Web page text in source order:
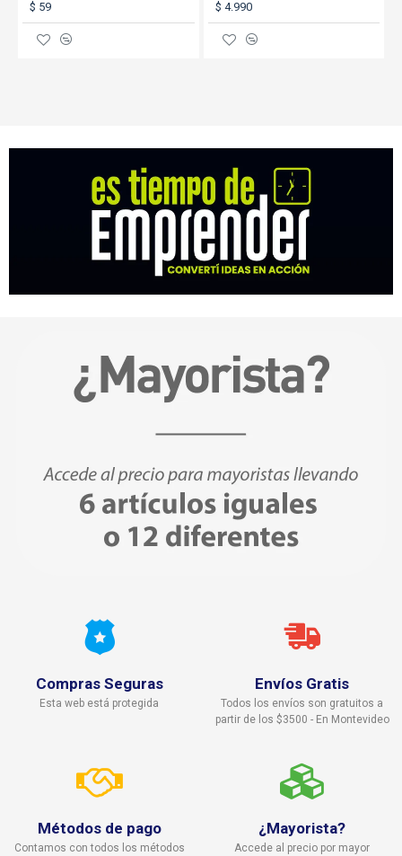
$ 59 $ 4.990
Compras Seguras
Esta web está protegida
Envíos Gratis
Todos los envíos son gratuitos a
partir de los $3500 - En Montevideo
Métodos de pago
Contamos con todos los métodos
¿Mayorista?
Accede al precio por mayor